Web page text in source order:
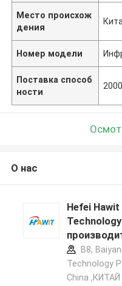
Место происхож
дения
Номер модели
Поставка способ
ности
О нас
Hefei
B8,
Technology
China ,КИТАЙ